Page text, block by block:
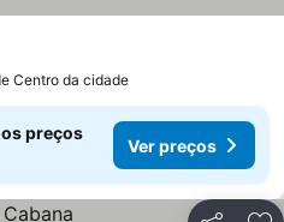
Centro da cidade
preços
Ver preços